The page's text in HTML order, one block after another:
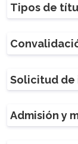
Tipos de
Solicitud de
Admisión y